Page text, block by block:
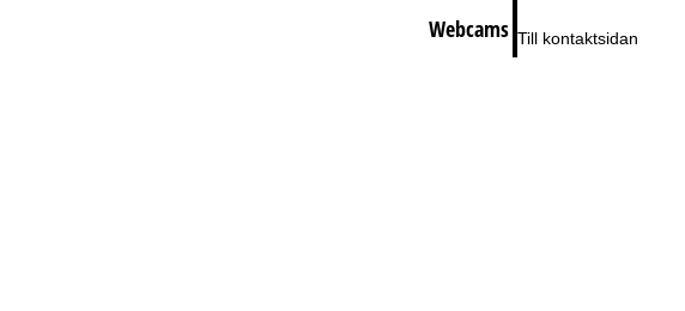
Till kontaktsidan
Webcams